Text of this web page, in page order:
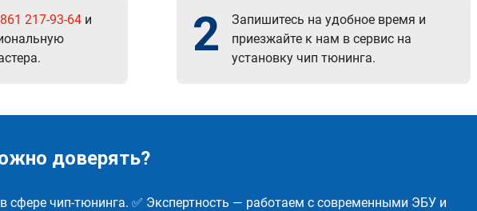
217-93-64 и
2
Запишитесь на удобное время и
приезжайте к нам в сервис на
установку чип тюнинга.
доверять?
сфере чип-тюнинга. ✅ Экспертность — работаем с современными ЭБУ и